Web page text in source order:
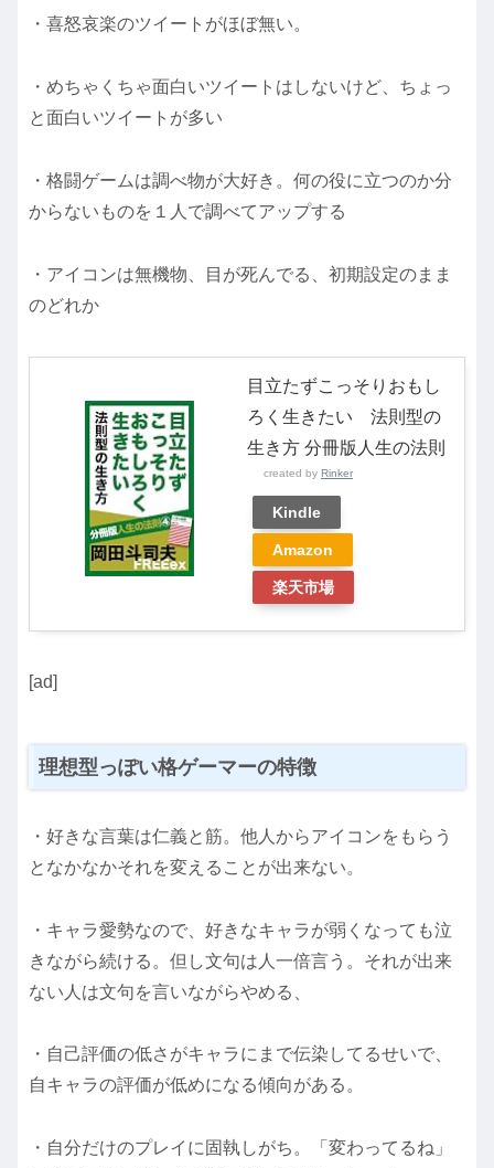
・喜怒哀楽のツイートがほぼ無い。
・めちゃくちゃ面白いツイートはしないけど、ちょっ
と面白いツイートが多い
・格闘ゲームは調べ物が大好き。何の役に立つのか分
からないものを１人で調べてアップする
・アイコンは無機物、目が死んでる、初期設定のまま
のどれか
目立たずこっそりおもし
ろく生きたい 法則型の
生き方 分冊版人生の法則
created by Rinker
Kindle
Amazon
楽天市場
[ad]
理想型っぽい格ゲーマーの特徴
・好きな言葉は仁義と筋。他人からアイコンをもらう
となかなかそれを変えることが出来ない。
・キャラ愛勢なので、好きなキャラが弱くなっても泣
きながら続ける。但し文句は人一倍言う。それが出来
ない人は文句を言いながらやめる、
・自己評価の低さがキャラにまで伝染してるせいで、
自キャラの評価が低めになる傾向がある。
・自分だけのプレイに固執しがち。「変わってるね」